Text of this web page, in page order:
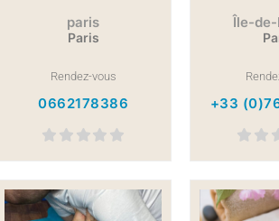
paris
Paris
Rendez-vous
0662178386
Île-
+33